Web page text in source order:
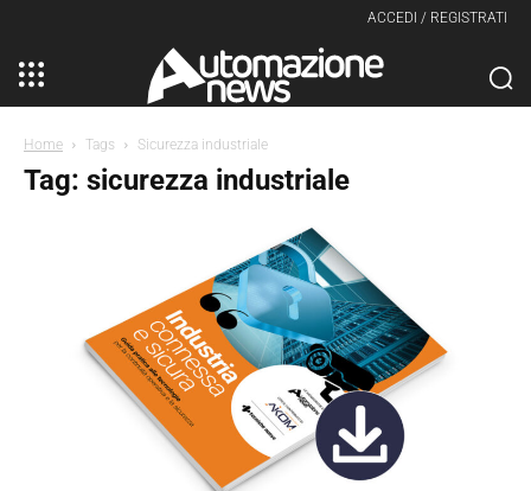
ACCEDI / REGISTRATI
Home Tags Sicurezza industriale
Tag: sicurezza industriale